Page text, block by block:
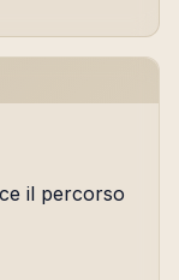
il percorso